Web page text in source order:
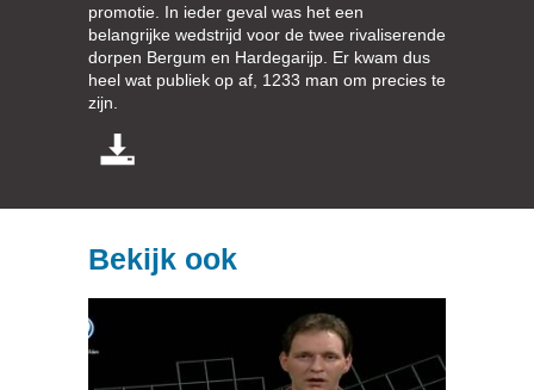
promotie. In ieder geval was het een
belangrijke wedstrijd voor de twee rivaliserende
dorpen Bergum en Hardegarijp. Er kwam dus
heel wat publiek op af, 1233 man om precies te
zijn.
Bekijk ook